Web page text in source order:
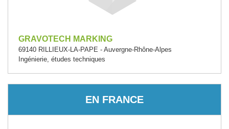
GRAVOTECH MARKING
69140 RILLIEUX-LA-PAPE - Auvergne-Rhône-Alpes
Ingénierie, études techniques
EN FRANCE